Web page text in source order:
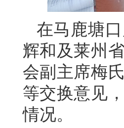
在马鹿塘
辉和及莱州
会副主席梅
等交换意见
情况。